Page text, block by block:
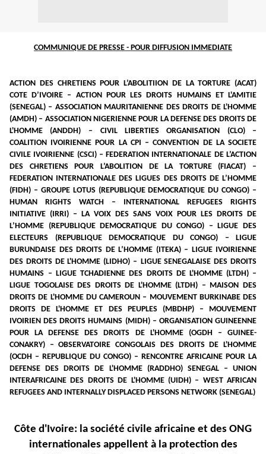
COMMUNIQUE DE PRESSE - POUR DIFFUSION IMMEDIATE
ACTION DES CHRETIENS POUR L’ABOLITIION DE LA TORTURE (ACAT)
COTE D’IVOIRE – ACTION POUR LES DROITS HUMAINS ET L'AMITIE
(SENEGAL) – ASSOCIATION MAURITANIENNE DES DROITS DE L'HOMME
(AMDH) – ASSOCIATION NIGERIENNE POUR LA DEFENSE DES DROITS DE
L'HOMME (ANDDH) –
CIVIL LIBERTIES ORGANISATION (CLO) –
COALITION IVOIRIENNE POUR LA CPI – CONVENTION DE LA SOCIETE
CIVILE IVOIRIENNE (CSCI) – FEDERATION INTERNATIONALE DE L’ACTION
DES CHRETIENS POUR L’ABOLITION DE LA TORTURE (FIACAT) –
FEDERATION INTERNATIONALE DES LIGUES DES DROITS DE L’HOMME
(FIDH) – GROUPE LOTUS (REPUBLIQUE DEMOCRATIQUE DU CONGO) –
HUMAN RIGHTS WATCH – INTERNATIONAL REFUGEES RIGHTS
INITIATIVE (IRRI) – LA VOIX DES SANS VOIX POUR LES DROITS DE
L’HOMME (REPUBLIQUE DEMOCRATIQUE DU CONGO) – LIGUE DES
ELECTEURS (REPUBLIQUE DEMOCRATIQUE DU CONGO) – LIGUE
BURUNDAISE DES DROITS DE L’HOMME (ITEKA) – LIGUE IVOIRIENNE
DES DROITS DE L'HOMME (LIDHO) – LIGUE SENEGALAISE DES DROITS
HUMAINS – LIGUE TCHADIENNE DES DROITS DE L'HOMME (LTDH) –
LIGUE TOGOLAISE DES DROITS DE L'HOMME (LTDH) – MAISON DES
DROITS DE L'HOMME DU CAMEROUN – MOUVEMENT BURKINABE DES
DROITS DE L'HOMME ET DES PEUPLES (MBDHP) – MOUVEMENT
IVOIRIEN DES DROITS HUMAINS (MIDH) – ORGANISATION GUINEENNE
POUR LA DEFENSE DES DROITS DE L'HOMME (OGDH – GUINEE-
CONAKRY) – OBSERVATOIRE CONGOLAIS DES DROITS DE L'HOMME
(OCDH – REPUBLIQUE DU CONGO) – RENCONTRE AFRICAINE POUR LA
DEFENSE DES DROITS DE L'HOMME (RADDHO) SENEGAL – UNION
INTERAFRICAINE DES DROITS DE L'HOMME (UIDH) – WEST AFRICAN
REFUGEES AND INTERNALLY DISPLACED PERSONS NETWORK (SENEGAL)
Côte d'Ivoire: la société civile africaine et des ONG
internationales appellent à la protection des